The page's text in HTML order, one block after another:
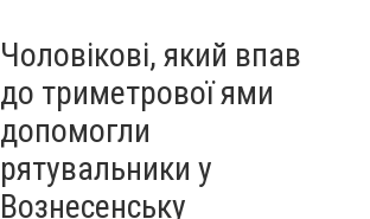
Чоловікові, який впав
до триметрової ями
допомогли
рятувальники у
Вознесенську